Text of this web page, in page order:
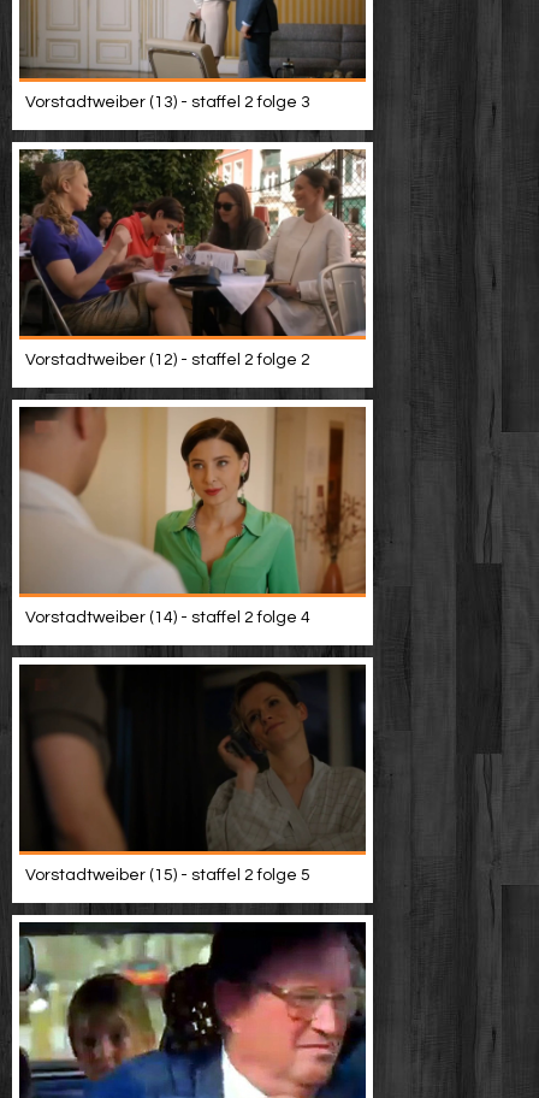
Vorstadtweiber (13) - staffel 2 folge 3
Vorstadtweiber (12) - staffel 2 folge 2
Vorstadtweiber (14) - staffel 2 folge 4
Vorstadtweiber (15) - staffel 2 folge 5